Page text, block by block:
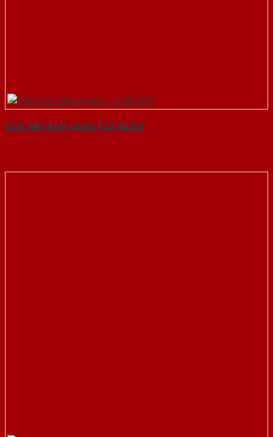
Cửa ABS Hàn Quốc 120 K0201